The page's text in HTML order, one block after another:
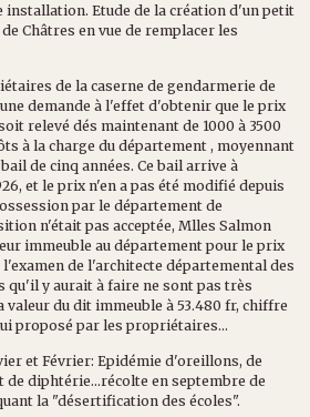
installation. Etude de la création d'un petit
Châtres en vue de remplacer les
de la caserne de gendarmerie de
demande à l'effet d'obtenir que le prix
relevé dés maintenant de 1000 à 3500
à la charge du département , moyennant
de cinq années. Ce bail arrive à
et le prix n'en a pas été modifié depuis
par le département de
n'était pas acceptée, Mlles Salmon
immeuble au département pour le prix
de l'architecte départemental des
qu'il y aurait à faire ne sont pas très
du dit immeuble à 53.480 fr, chiffre
proposé par les propriétaires...
et Février: Epidémie d'oreillons, de
de diphtérie...récolte en septembre de
la "désertification des écoles".